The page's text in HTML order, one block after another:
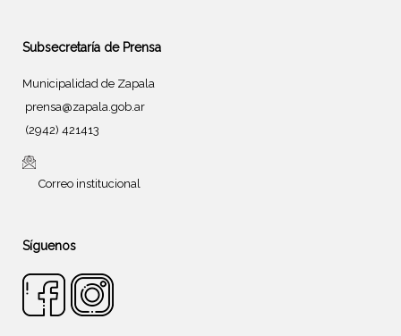
Subsecretaría de Prensa
Municipalidad de Zapala
prensa@zapala.gob.ar
(2942) 421413
Correo institucional
Síguenos